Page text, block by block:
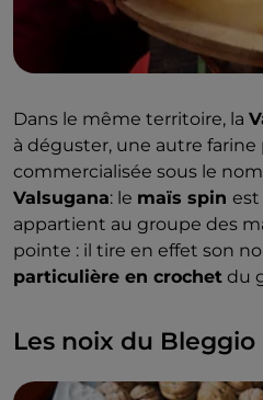
Dans le même territoire, la
à déguster, une autre farine
commercialisée sous le
Valsugana: le maïs spin est
appartient au groupe des
pointe : il tire en effet son
particulière en crochet du
Les noix du Bleggio